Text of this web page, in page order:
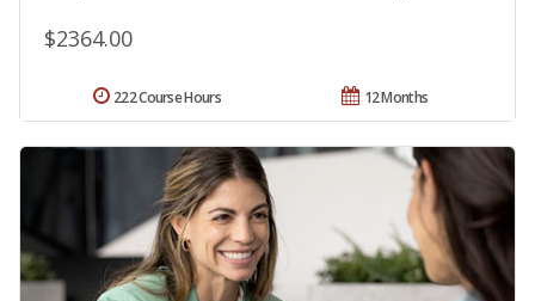
$2364.00
12 Months
222 Course Hours